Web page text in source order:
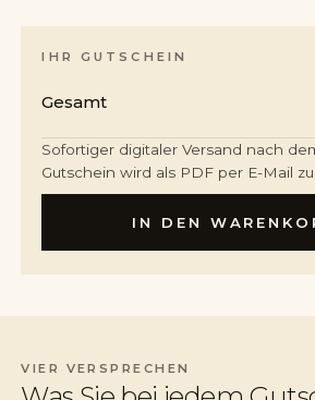
IHR GUTSCHEIN
Gesamt
Sofortiger digitaler Versand nach
Gutschein wird als PDF per E-Mail
IN DEN
VIER VERSPRECHEN